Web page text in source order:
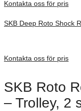
Kontakta oss för pris
SKB Deep Roto Shock
Kontakta oss för pris
SKB Roto
– Trolley, 2